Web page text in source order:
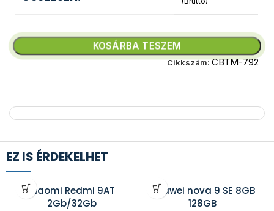
KOSÁRBA TESZEM
Cikkszám:CBTM-792
EZ IS ÉRDEKELHET
Xiaomi Redmi 9AT
2Gb/32Gb
Huawei nova 9 SE 8GB
128GB